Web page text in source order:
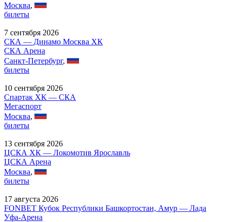
Москва,
билеты
7 сентября 2026
СКА — Динамо Москва ХК
СКА Арена
Санкт-Петербург,
билеты
10 сентября 2026
Спартак ХК — СКА
Мегаспорт
Москва,
билеты
13 сентября 2026
ЦСКА ХК — Локомотив Ярославль
ЦСКА Арена
Москва,
билеты
17 августа 2026
FONBET Кубок Республики Башкортостан, Амур — Лада
Уфа-Арена